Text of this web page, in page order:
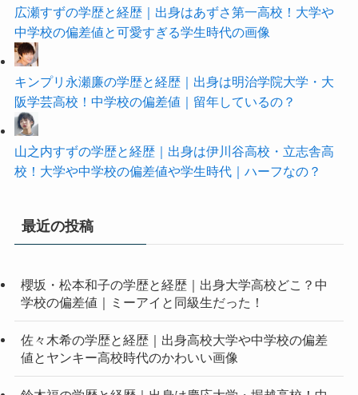
広瀬すずの学歴と経歴｜出身はあずさ第一高校！大学や
中学校の偏差値と可愛すぎる学生時代の画像
キンプリ永瀬廉の学歴と経歴｜出身は明治学院大学・大
阪学芸高校！中学校の偏差値｜留年しているの？
山之内すずの学歴と経歴｜出身は伊川谷高校・立志舎高
校！大学や中学校の偏差値や学生時代｜ハーフなの？
最近の投稿
櫻坂・松本和子の学歴と経歴｜出身大学高校どこ？中
学校の偏差値｜ミーアイと同級生だった！
佐々木希の学歴と経歴｜出身高校大学や中学校の偏差
値とヤンキー高校時代のかわいい画像